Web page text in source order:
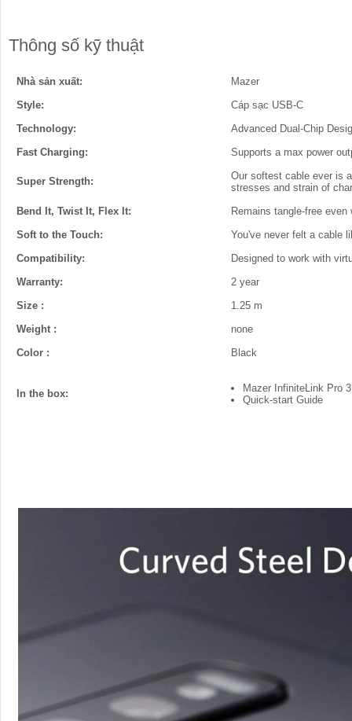
Thông số kỹ thuật
Nhà sản xuất:
Mazer
Style:
Cáp sạc USB-C
Technology:
Advanced Dual-Chip
Fast Charging:
Supports a max power
Super Strength:
Our softest cable ever is
stresses and strain of
Bend It, Twist It, Flex It:
Remains tangle-free
Soft to the Touch:
You've never felt a cable
Compatibility:
Designed to work with
Warranty:
2 year
Size :
1.25 m
Weight :
none
Color :
Black
In the box:
Mazer InfiniteLink Pro
Quick-start Guide